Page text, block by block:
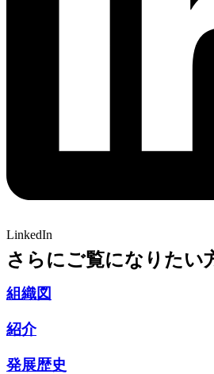
LinkedIn
さらにご覧になりたい
組織図
紹介
発展歴史